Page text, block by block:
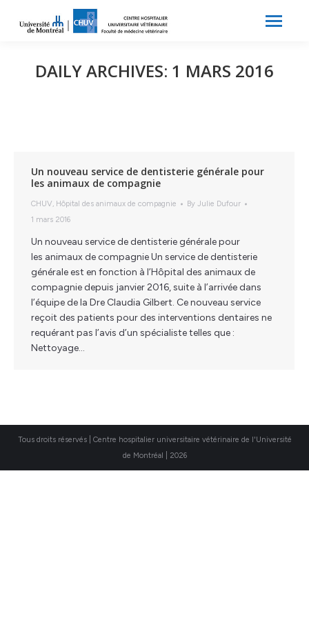
DAILY ARCHIVES: 1 MARS 2016
Un nouveau service de dentisterie générale pour
les animaux de compagnie
CHUV, Hôpital des animaux de compagnie By Julie Dufour
1 mars 2016
Un nouveau service de dentisterie générale pour
les animaux de compagnie Un service de dentisterie
générale est en fonction à l’Hôpital des animaux de
compagnie depuis janvier 2016, suite à l’arrivée dans
l’équipe de la Dre Claudia Gilbert. Ce nouveau service
reçoit des patients pour des interventions dentaires ne
requérant pas l’avis d’un spécialiste telles que :
Nettoyage…
Tous droits réservés | Centre hospitalier universitaire vétérinaire de l'Université
de Montréal | 2026